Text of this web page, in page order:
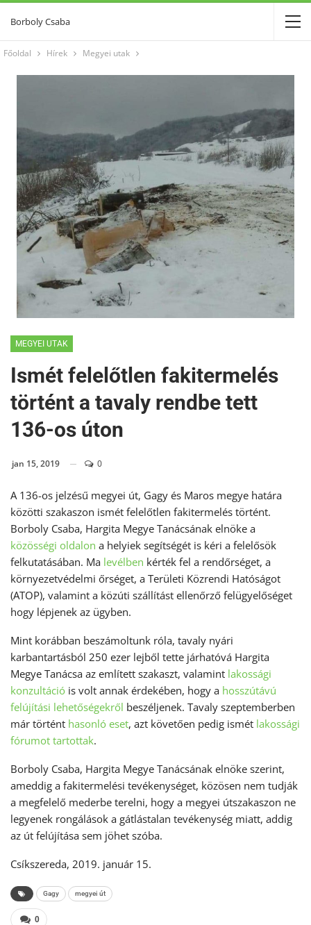
Borboly Csaba
Főoldal Hírek Megyei utak
MEGYEI UTAK
Ismét felelőtlen fakitermelés
történt a tavaly rendbe tett
136-os úton
jan 15, 2019 0
A 136-os jelzésű megyei út, Gagy és Maros megye határa
közötti szakaszon ismét felelőtlen fakitermelés történt.
Borboly Csaba, Hargita Megye Tanácsának elnöke a
közösségi oldalon a helyiek segítségét is kéri a felelősök
felkutatásában. Ma levélben kérték fel a rendőrséget, a
környezetvédelmi őrséget, a Területi Közrendi Hatóságot
(ATOP), valamint a közúti szállítást ellenőrző felügyelőséget
hogy lépjenek az ügyben.
Mint korábban beszámoltunk róla, tavaly nyári
karbantartásból 250 ezer lejből tette járhatóvá Hargita
Megye Tanácsa az említett szakaszt, valamint lakossági
konzultáció is volt annak érdekében, hogy a hosszútávú
felújítási lehetőségekről beszéljenek. Tavaly szeptemberben
már történt hasonló eset, azt követően pedig ismét lakossági
fórumot tartottak.
Borboly Csaba, Hargita Megye Tanácsának elnöke szerint,
ameddig a fakitermelési tevékenységet, közösen nem tudják
a megfelelő mederbe terelni, hogy a megyei útszakaszon ne
legyenek rongálások a gátlástalan tevékenység miatt, addig
az út felújítása sem jöhet szóba.
Csíkszereda, 2019. január 15.
Gagy megyei út
0